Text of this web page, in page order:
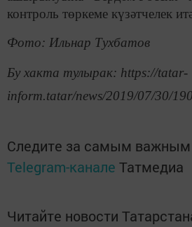
контроль төркеме күзәтчелек
Фото: Ильнар Тухбатов
Бу хакта тулырак: https://tatar-
inform.tatar/news/2019/07/30/
Следите за самым
Telegram-канале Татмедиа
Читайте новости